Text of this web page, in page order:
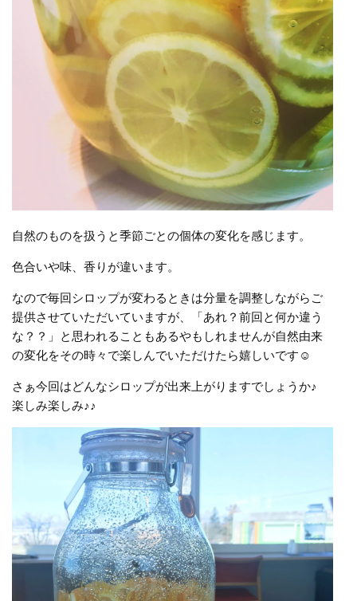
自然のものを扱うと季節ごとの個体の変化を感じます。
色合いや味、香りが違います。
なので毎回シロップが変わるときは分量を調整しながらご
提供させていただいていますが、「あれ？前回と何か違う
な？？」と思われることもあるやもしれませんが自然由来
の変化をその時々で楽しんでいただけたら嬉しいです☺️
さぁ今回はどんなシロップが出来上がりますでしょうか♪
楽しみ楽しみ♪♪